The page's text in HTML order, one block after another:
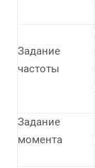
Задание
частоты
Задание
момента